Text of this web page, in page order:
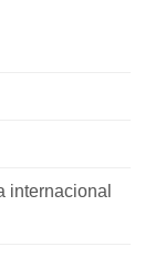
internacional